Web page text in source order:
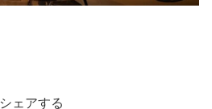
シェアする